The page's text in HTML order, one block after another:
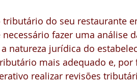
do seu restaurante
fazer uma análise
natureza jurídica do
mais adequado e,
realizar revisões